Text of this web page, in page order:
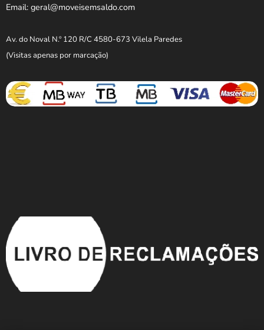
Email: geral@moveisemsaldo.com
Av. do Noval N.º 120 R/C 4580-673 Vilela Paredes
(Visitas apenas por marcação)